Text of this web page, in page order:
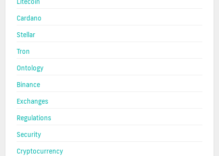
Cardano
Stellar
Tron
Ontology
Binance
Exchanges
Regulations
Security
Cryptocurrency